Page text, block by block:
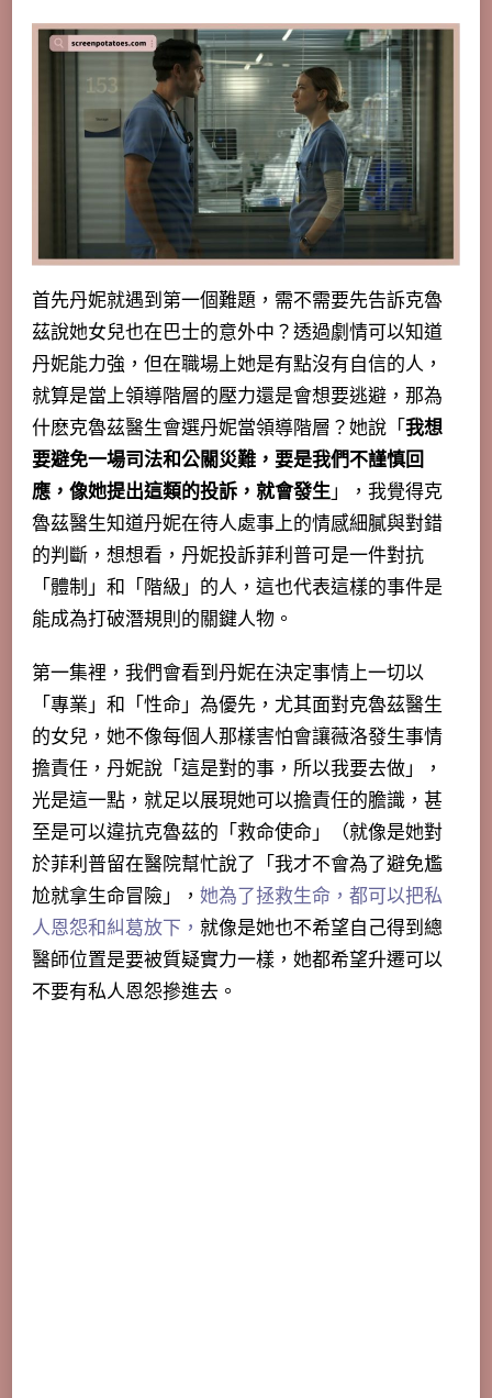
首先丹妮就遇到第一個難題，需不需要先告訴克魯
茲說她女兒也在巴士的意外中？透過劇情可以知道
丹妮能力強，但在職場上她是有點沒有自信的人，
就算是當上領導階層的壓力還是會想要逃避，那為
什麽克魯茲醫生會選丹妮當領導階層？她說「我想
要避免一場司法和公關災難，要是我們不謹慎回
應，像她提出這類的投訴，就會發生」，我覺得克
魯茲醫生知道丹妮在待人處事上的情感細膩與對錯
的判斷，想想看，丹妮投訴菲利普可是一件對抗
「體制」和「階級」的人，這也代表這樣的事件是
能成為打破潛規則的關鍵人物。
第一集裡，我們會看到丹妮在決定事情上一切以
「專業」和「性命」為優先，尤其面對克魯茲醫生
的女兒，她不像每個人那樣害怕會讓薇洛發生事情
擔責任，丹妮說「這是對的事，所以我要去做」，
光是這一點，就足以展現她可以擔責任的膽識，甚
至是可以違抗克魯茲的「救命使命」（就像是她對
於菲利普留在醫院幫忙說了「我才不會為了避免尷
尬就拿生命冒險」， 她為了拯救生命，都可以把私
人恩怨和糾葛放下， 就像是她也不希望自己得到總
醫師位置是要被質疑實力一樣，她都希望升遷可以
不要有私人恩怨摻進去。